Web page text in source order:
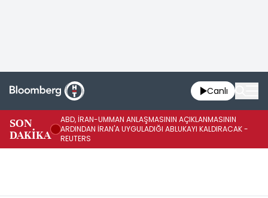
Canlı
SON
DAKİKA
ABD, İRAN-UMMAN ANLAŞMASININ AÇIKLANMASININ
ARDINDAN İRAN'A UYGULADIĞI ABLUKAYI KALDIRACAK -
REUTERS